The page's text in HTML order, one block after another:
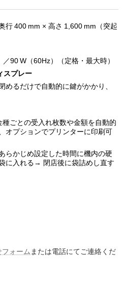
行 400 mm × 高さ 1,600 mm（突起
／90 W（60Hz）（定格・最大時）
スプレー
めるだけで自動的に鍵がかかり、
種ごとの受入れ枚数や金額を自動的
オプションでプリンターに印刷可
あらかじめ設定した時間に機内の硬
に入れる→ 閉店後に袋詰めし直す
ォーム または電話にてご連絡くだ